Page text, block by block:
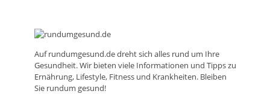
Aufrundumgesund.dedreht sich alles rund um Ihre
Gesundheit. Wir bieten viele Informationen und Tipps zu
Ernährung, Lifestyle, Fitness und Krankheiten. Bleiben
Sie rundum gesund!